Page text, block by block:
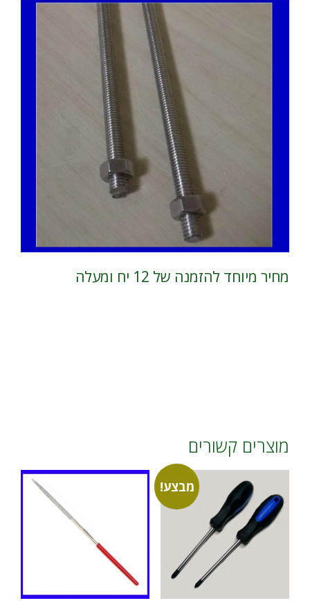
מחיר מיוחד להזמנה של 12 יח ומעלה
מוצרים קשורים
מבצע!